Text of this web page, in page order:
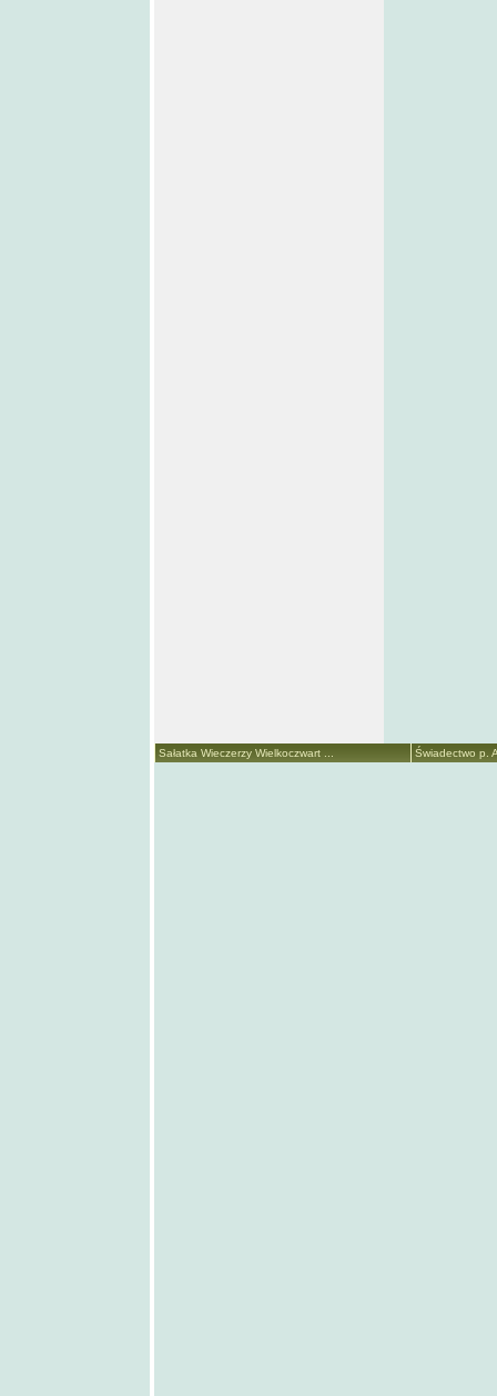
Sałatka Wieczerzy Wielkoczwart ... Świadectwo p.